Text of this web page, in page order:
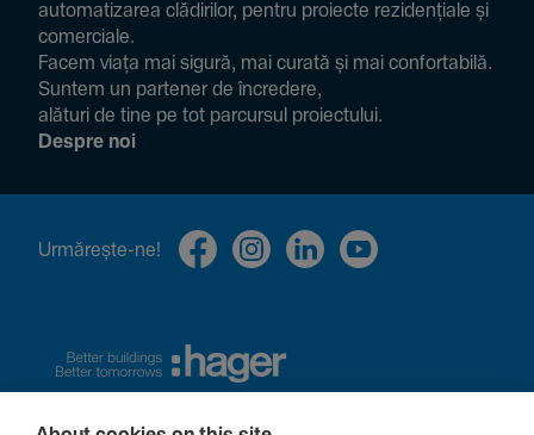
auto­ma­ti­zarea clădi­rilor, pentru proiecte rezi­den­țiale și
comer­ciale.
Facem viața mai sigură, mai curată și mai confor­ta­bilă.
Suntem un partener de încre­dere,
alături de tine pe tot parcursul proiec­tului.
Despre noi
Urmă­rește-ne!